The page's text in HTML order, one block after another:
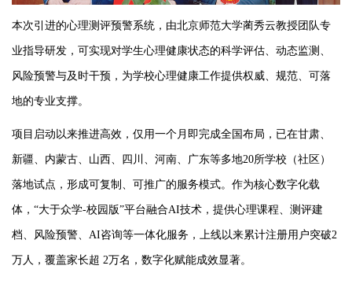
本次引进的心理测评预警系统，由北京师范大学蔺秀云教授团队专
业指导研发，可实现对学生心理健康状态的科学评估、动态监测、
风险预警与及时干预，为学校心理健康工作提供权威、规范、可落
地的专业支撑。
项目启动以来推进高效，仅用一个月即完成全国布局，已在甘肃、
新疆、内蒙古、山西、四川、河南、广东等多地20所学校（社区）
落地试点，形成可复制、可推广的服务模式。作为核心数字化载
体，“大于众学-校园版”平台融合AI技术，提供心理课程、测评建
档、风险预警、AI咨询等一体化服务，上线以来累计注册用户突破2
万人，覆盖家长超 2万名，数字化赋能成效显著。